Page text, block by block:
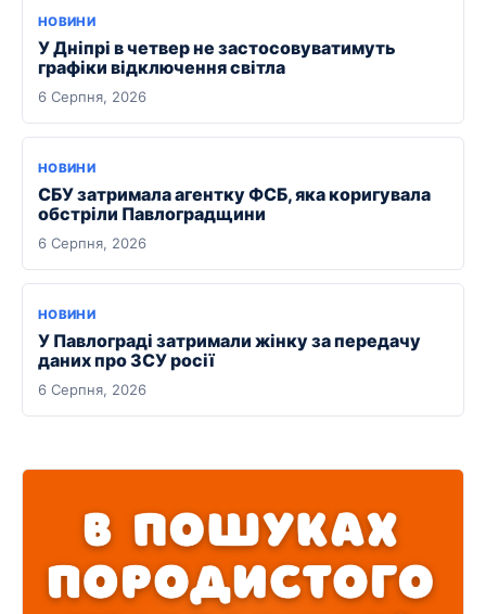
НОВИНИ
У Дніпрі в четвер не застосовуватимуть
графіки відключення світла
6 Серпня, 2026
НОВИНИ
СБУ затримала агентку ФСБ, яка коригувала
обстріли Павлоградщини
6 Серпня, 2026
НОВИНИ
У Павлограді затримали жінку за передачу
даних про ЗСУ росії
6 Серпня, 2026